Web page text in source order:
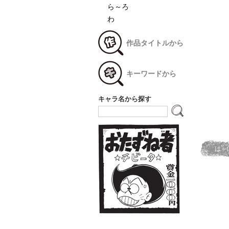
は～
ら～ろ
わ
作品タイトルから
キーワードから
キャラ名から探す